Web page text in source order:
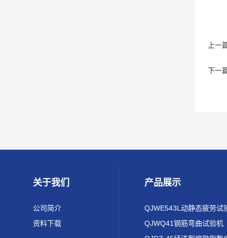
上一
下一
关于我们
公司简介
资料下载
产品展示
QJWE543L动静态疲劳试
QJWQ41钢筋弯曲试验机